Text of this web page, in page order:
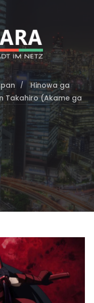
Hinowa ga
Takahiro (Akame ga